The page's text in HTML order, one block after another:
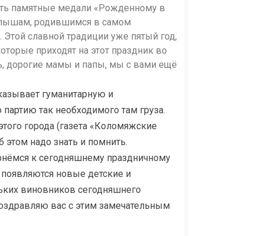
памятные медали «Рожденному в
родившимся в самом
славной традиции уже пятый год,
приходят на этот праздник во
дорогие мамы и папы, мы с вами ещё
гуманитарную и
так необходимого там груза.
города (газета «Коломяжские
надо знать и помнить.
к сегодняшнему праздничному
новые детские и
виновников сегодняшнего
вас с этим замечательным